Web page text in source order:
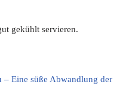
gekühlt servieren.
– Eine süße Abwandlung der